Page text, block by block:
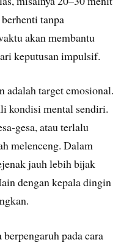
tanpa
akan membantu
keputusan impulsif.
adalah target emosional.
kondisi mental sendiri.
gesa, atau terlalu
melenceng. Dalam
jauh lebih bijak
dengan kepala dingin
pada cara